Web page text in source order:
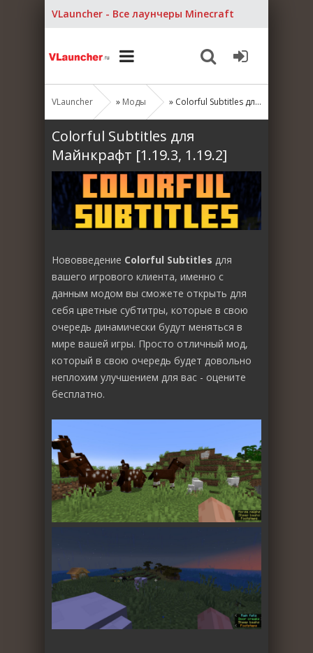
VLauncher - Все лаунчеры Minecraft
VLauncher » Моды » Colorful Subtitles для Майнкрафт [1.19.3, 1.19.2]
Colorful Subtitles для
Майнкрафт [1.19.3, 1.19.2]
Нововведение Colorful Subtitles для
вашего игрового клиента, именно с
данным модом вы сможете открыть для
себя цветные субтитры, которые в свою
очередь динамически будут меняться в
мире вашей игры. Просто отличный мод,
который в свою очередь будет довольно
неплохим улучшением для вас - оцените
бесплатно.